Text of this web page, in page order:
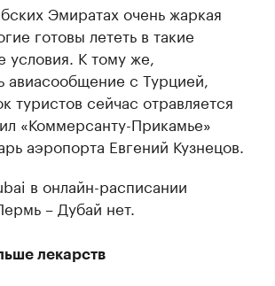
Эмиратах очень жаркая
готовы лететь в такие
условия. К тому же,
авиасообщение с Турцией,
туристов сейчас отравляется
«Коммерсанту-Прикамье»
аэропорта Евгений Кузнецов.
в онлайн-расписании
– Дубай нет.
лекарств